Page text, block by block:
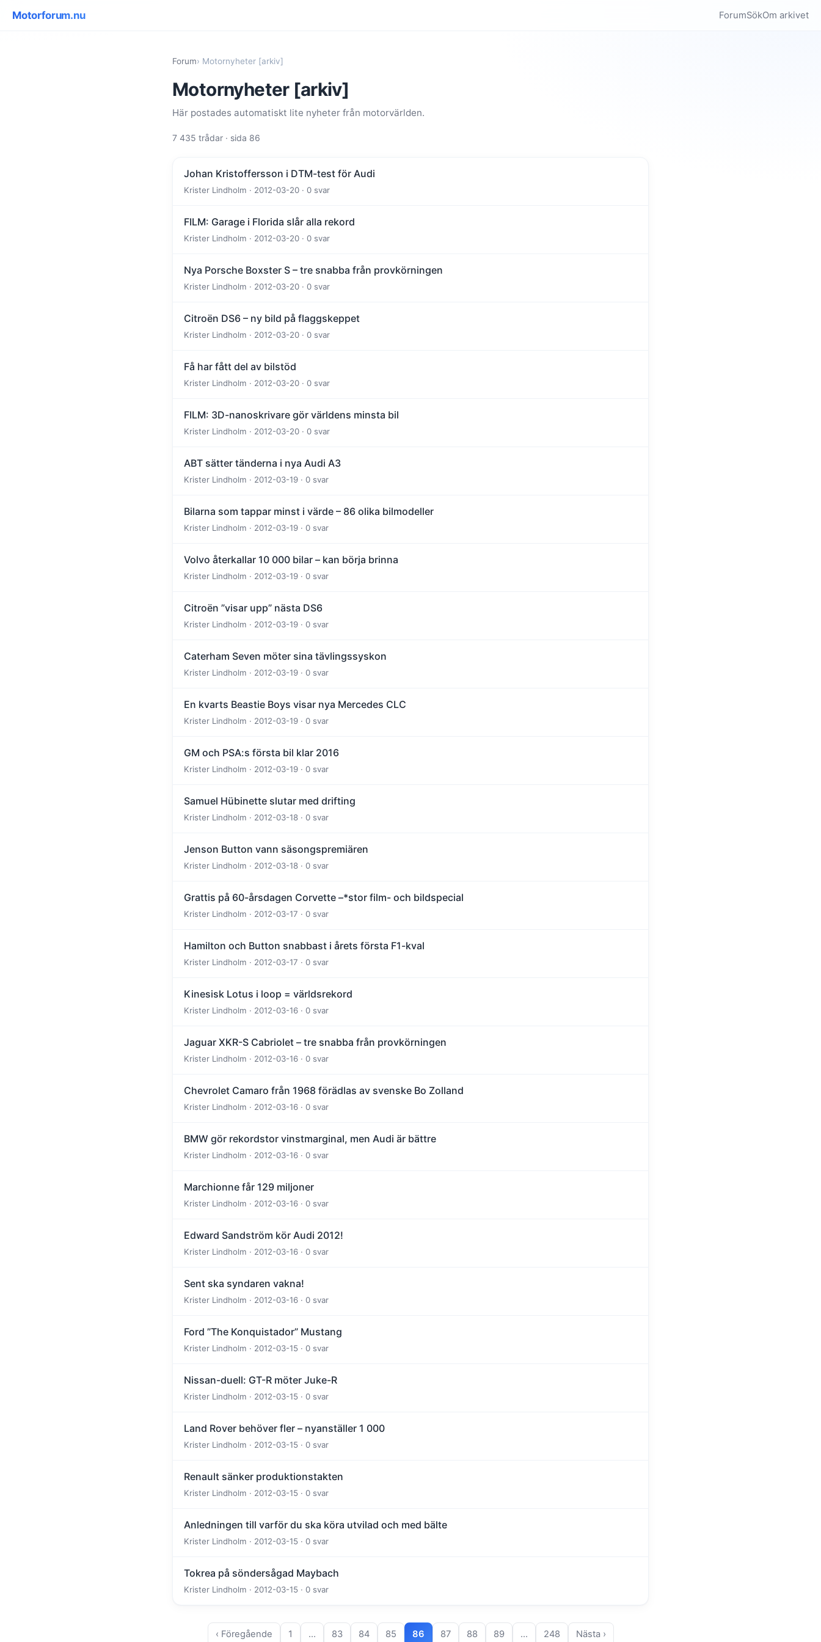
Motorforum.nu ForumSökOm arkivet
Forum› Motornyheter [arkiv]
Motornyheter [arkiv]
Här postades automatiskt lite nyheter från motorvärlden.
7 435 trådar · sida 86
Johan Kristoffersson i DTM-test för Audi
Krister Lindholm · 2012-03-20 · 0 svar
FILM: Garage i Florida slår alla rekord
Krister Lindholm · 2012-03-20 · 0 svar
Nya Porsche Boxster S – tre snabba från provkörningen
Krister Lindholm · 2012-03-20 · 0 svar
Citroën DS6 – ny bild på flaggskeppet
Krister Lindholm · 2012-03-20 · 0 svar
Få har fått del av bilstöd
Krister Lindholm · 2012-03-20 · 0 svar
FILM: 3D-nanoskrivare gör världens minsta bil
Krister Lindholm · 2012-03-20 · 0 svar
ABT sätter tänderna i nya Audi A3
Krister Lindholm · 2012-03-19 · 0 svar
Bilarna som tappar minst i värde – 86 olika bilmodeller
Krister Lindholm · 2012-03-19 · 0 svar
Volvo återkallar 10 000 bilar – kan börja brinna
Krister Lindholm · 2012-03-19 · 0 svar
Citroën ”visar upp” nästa DS6
Krister Lindholm · 2012-03-19 · 0 svar
Caterham Seven möter sina tävlingssyskon
Krister Lindholm · 2012-03-19 · 0 svar
En kvarts Beastie Boys visar nya Mercedes CLC
Krister Lindholm · 2012-03-19 · 0 svar
GM och PSA:s första bil klar 2016
Krister Lindholm · 2012-03-19 · 0 svar
Samuel Hübinette slutar med drifting
Krister Lindholm · 2012-03-18 · 0 svar
Jenson Button vann säsongspremiären
Krister Lindholm · 2012-03-18 · 0 svar
Grattis på 60-årsdagen Corvette –*stor film- och bildspecial
Krister Lindholm · 2012-03-17 · 0 svar
Hamilton och Button snabbast i årets första F1-kval
Krister Lindholm · 2012-03-17 · 0 svar
Kinesisk Lotus i loop = världsrekord
Krister Lindholm · 2012-03-16 · 0 svar
Jaguar XKR-S Cabriolet – tre snabba från provkörningen
Krister Lindholm · 2012-03-16 · 0 svar
Chevrolet Camaro från 1968 förädlas av svenske Bo Zolland
Krister Lindholm · 2012-03-16 · 0 svar
BMW gör rekordstor vinstmarginal, men Audi är bättre
Krister Lindholm · 2012-03-16 · 0 svar
Marchionne får 129 miljoner
Krister Lindholm · 2012-03-16 · 0 svar
Edward Sandström kör Audi 2012!
Krister Lindholm · 2012-03-16 · 0 svar
Sent ska syndaren vakna!
Krister Lindholm · 2012-03-16 · 0 svar
Ford ”The Konquistador” Mustang
Krister Lindholm · 2012-03-15 · 0 svar
Nissan-duell: GT-R möter Juke-R
Krister Lindholm · 2012-03-15 · 0 svar
Land Rover behöver fler – nyanställer 1 000
Krister Lindholm · 2012-03-15 · 0 svar
Renault sänker produktionstakten
Krister Lindholm · 2012-03-15 · 0 svar
Anledningen till varför du ska köra utvilad och med bälte
Krister Lindholm · 2012-03-15 · 0 svar
Tokrea på söndersågad Maybach
Krister Lindholm · 2012-03-15 · 0 svar
‹ Föregående 1 … 83 84 85 86 87 88 89 … 248 Nästa ›